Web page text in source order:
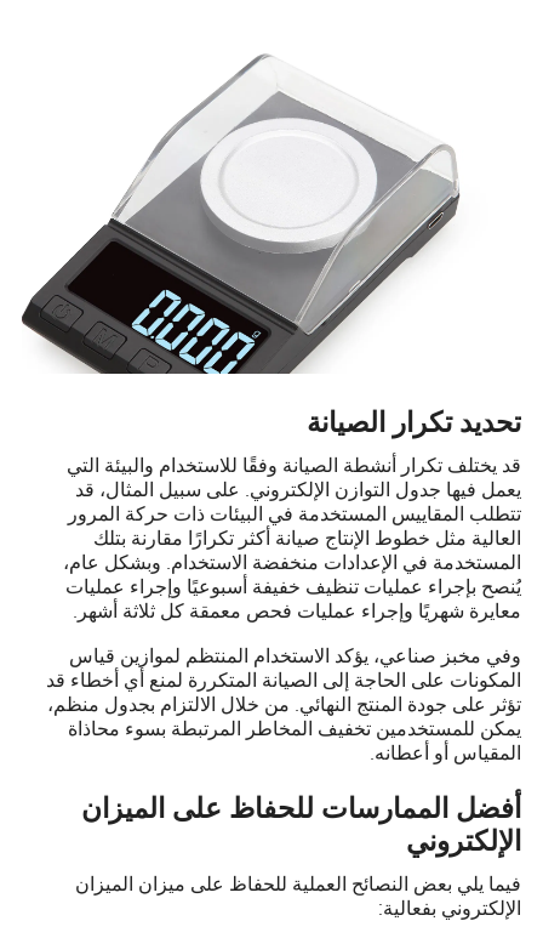
تحديد تكرار الصيانة
قد يختلف تكرار أنشطة الصيانة وفقًا للاستخدام والبيئة التي
يعمل فيها جدول التوازن الإلكتروني. على سبيل المثال، قد
تتطلب المقاييس المستخدمة في البيئات ذات حركة المرور
العالية مثل خطوط الإنتاج صيانة أكثر تكرارًا مقارنة بتلك
المستخدمة في الإعدادات منخفضة الاستخدام. وبشكل عام،
يُنصح بإجراء عمليات تنظيف خفيفة أسبوعيًا وإجراء عمليات
معايرة شهريًا وإجراء عمليات فحص معمقة كل ثلاثة أشهر.
وفي مخبز صناعي، يؤكد الاستخدام المنتظم لموازين قياس
المكونات على الحاجة إلى الصيانة المتكررة لمنع أي أخطاء قد
تؤثر على جودة المنتج النهائي. من خلال الالتزام بجدول منظم،
يمكن للمستخدمين تخفيف المخاطر المرتبطة بسوء محاذاة
المقياس أو أعطانه.
أفضل الممارسات للحفاظ على الميزان
الإلكتروني
فيما يلي بعض النصائح العملية للحفاظ على ميزان الميزان
الإلكتروني بفعالية: